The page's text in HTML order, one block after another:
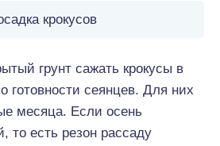
крокусов
грунт сажать крокусы в
готовности сеянцев. Для них
месяца. Если осень
то есть резон рассаду